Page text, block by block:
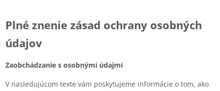
Plné znenie zásad ochrany osobných
údajov
Zaobchádzanie s osobnými údajmi
V nasledujúcom texte vám poskytujeme informácie o tom, ako